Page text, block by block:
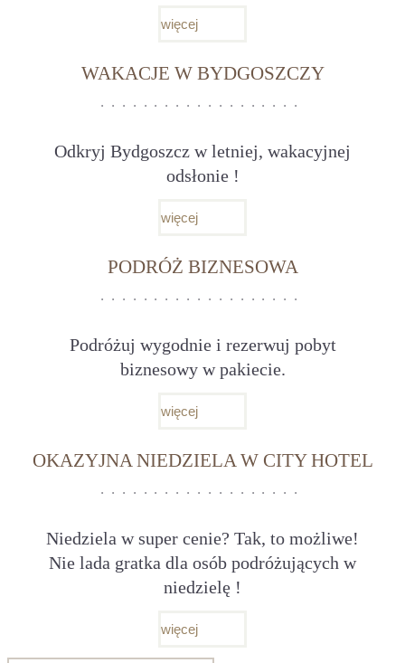
więcej
WAKACJE W BYDGOSZCZY
Odkryj Bydgoszcz w letniej, wakacyjnej
odsłonie !
więcej
PODRÓŻ BIZNESOWA
Podróżuj wygodnie i rezerwuj pobyt
biznesowy w pakiecie.
więcej
OKAZYJNA NIEDZIELA W CITY HOTEL
Niedziela w super cenie? Tak, to możliwe!
Nie lada gratka dla osób podróżujących w
niedzielę !
więcej